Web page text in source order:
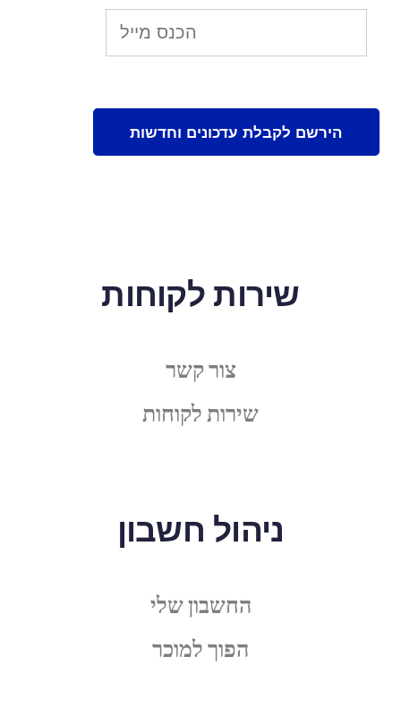
שירות לקוחות
צור קשר
שירות לקוחות
ניהול חשבון
החשבון שלי
הפוך למוכר